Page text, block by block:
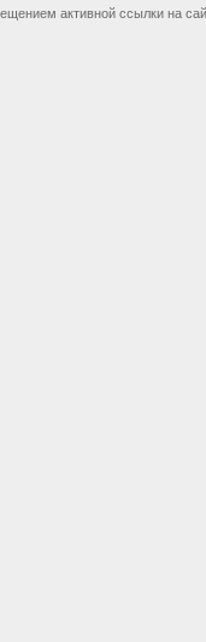
активной ссылки на